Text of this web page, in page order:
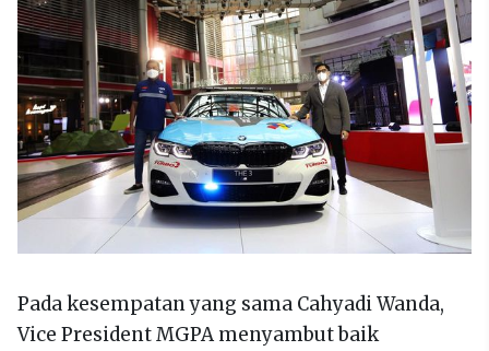
Pada kesempatan yang sama Cahyadi Wanda,
Vice President MGPA menyambut baik